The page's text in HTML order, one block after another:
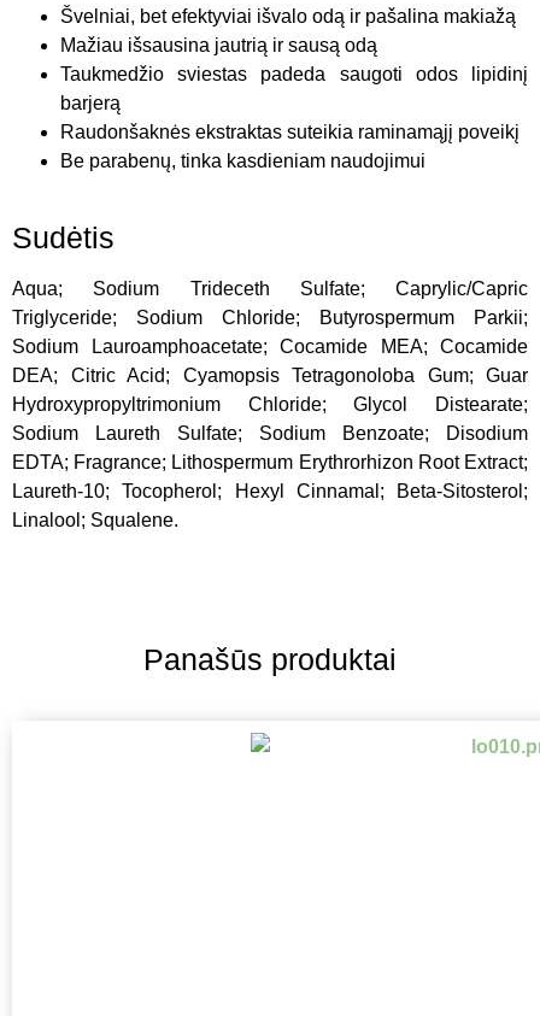
Švelniai, bet efektyviai išvalo odą ir pašalina makiažą
Mažiau išsausina jautrią ir sausą odą
Taukmedžio sviestas padeda saugoti odos lipidinį
barjerą
Raudonšaknės ekstraktas suteikia raminamąjį poveikį
Be parabenų, tinka kasdieniam naudojimui
Sudėtis
Aqua; Sodium Trideceth Sulfate; Caprylic/Capric
Triglyceride; Sodium Chloride; Butyrospermum Parkii;
Sodium Lauroamphoacetate; Cocamide MEA; Cocamide
DEA; Citric Acid; Cyamopsis Tetragonoloba Gum; Guar
Hydroxypropyltrimonium Chloride; Glycol Distearate;
Sodium Laureth Sulfate; Sodium Benzoate; Disodium
EDTA; Fragrance; Lithospermum Erythrorhizon Root Extract;
Laureth-10; Tocopherol; Hexyl Cinnamal; Beta-Sitosterol;
Linalool; Squalene.
Panašūs produktai